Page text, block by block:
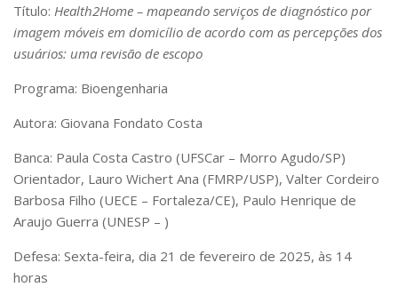
Centros, Núcleos e Projetos em Rede
Pós-doutorado
Iniciação Científica
Empresas Juniores
Extensão à Comunidade
Artes, Cultura e Esportes
Museus e Espaços Interativos
Serviços
Bibliotecas
Apoio ao Estudante
Segurança, Trânsito e Prevenção
Título: Health2Home – mapeando serviços de diagnóstico por
imagem móveis em domicílio de acordo com as percepções dos
usuários: uma revisão de escopo
Programa: Bioengenharia
Autora: Giovana Fondato Costa
Banca: Paula Costa Castro (UFSCar – Morro Agudo/SP)
Orientador, Lauro Wichert Ana (FMRP/USP), Valter Cordeiro
Barbosa Filho (UECE – Fortaleza/CE), Paulo Henrique de
Araujo Guerra (UNESP – )
Defesa: Sexta-feira, dia 21 de fevereiro de 2025, às 14
horas